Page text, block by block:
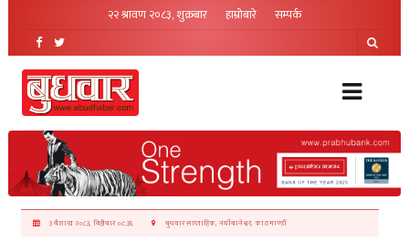
२२ श्रावण २०८३, शुक्रबार हाम्रोबारे सम्पर्क
३ बैशाख २०८३, बिहीबार ०८:३६ बुधवार साप्ताहिक, नयाँबानेश्वर, काठमाण्डौं